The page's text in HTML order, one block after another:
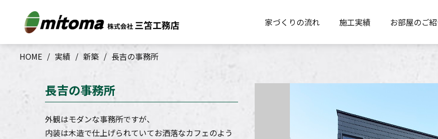
家づくりの流れ 施工実績 お部屋のご
HOME 実績 新築 長吉の事務所
長吉の事務所
外観はモダンな事務所ですが、
内装は木造で仕上げられていてお洒落なカフェのよう